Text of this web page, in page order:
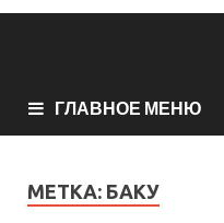
ГЛАВНОЕ МЕНЮ
МЕТКА: БАКУ